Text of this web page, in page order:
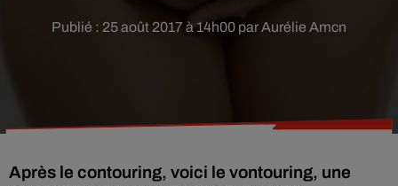
Publié : 25 août 2017 à 14h00 par Aurélie Amcn
Après le contouring, voici le vontouring, une